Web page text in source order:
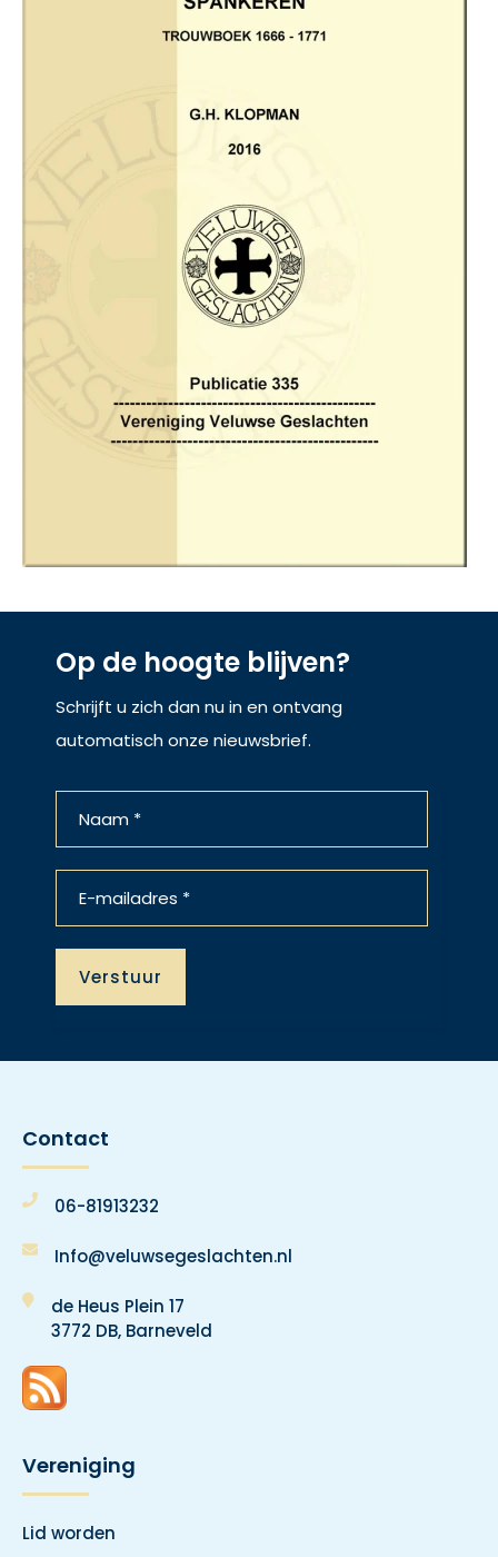
Op de hoogte blijven?
Schrijft u zich dan nu in en ontvang
automatisch onze nieuwsbrief.
Contact
06-81913232
Info@veluwsegeslachten.nl
de Heus Plein 17
3772 DB, Barneveld
Vereniging
Lid worden